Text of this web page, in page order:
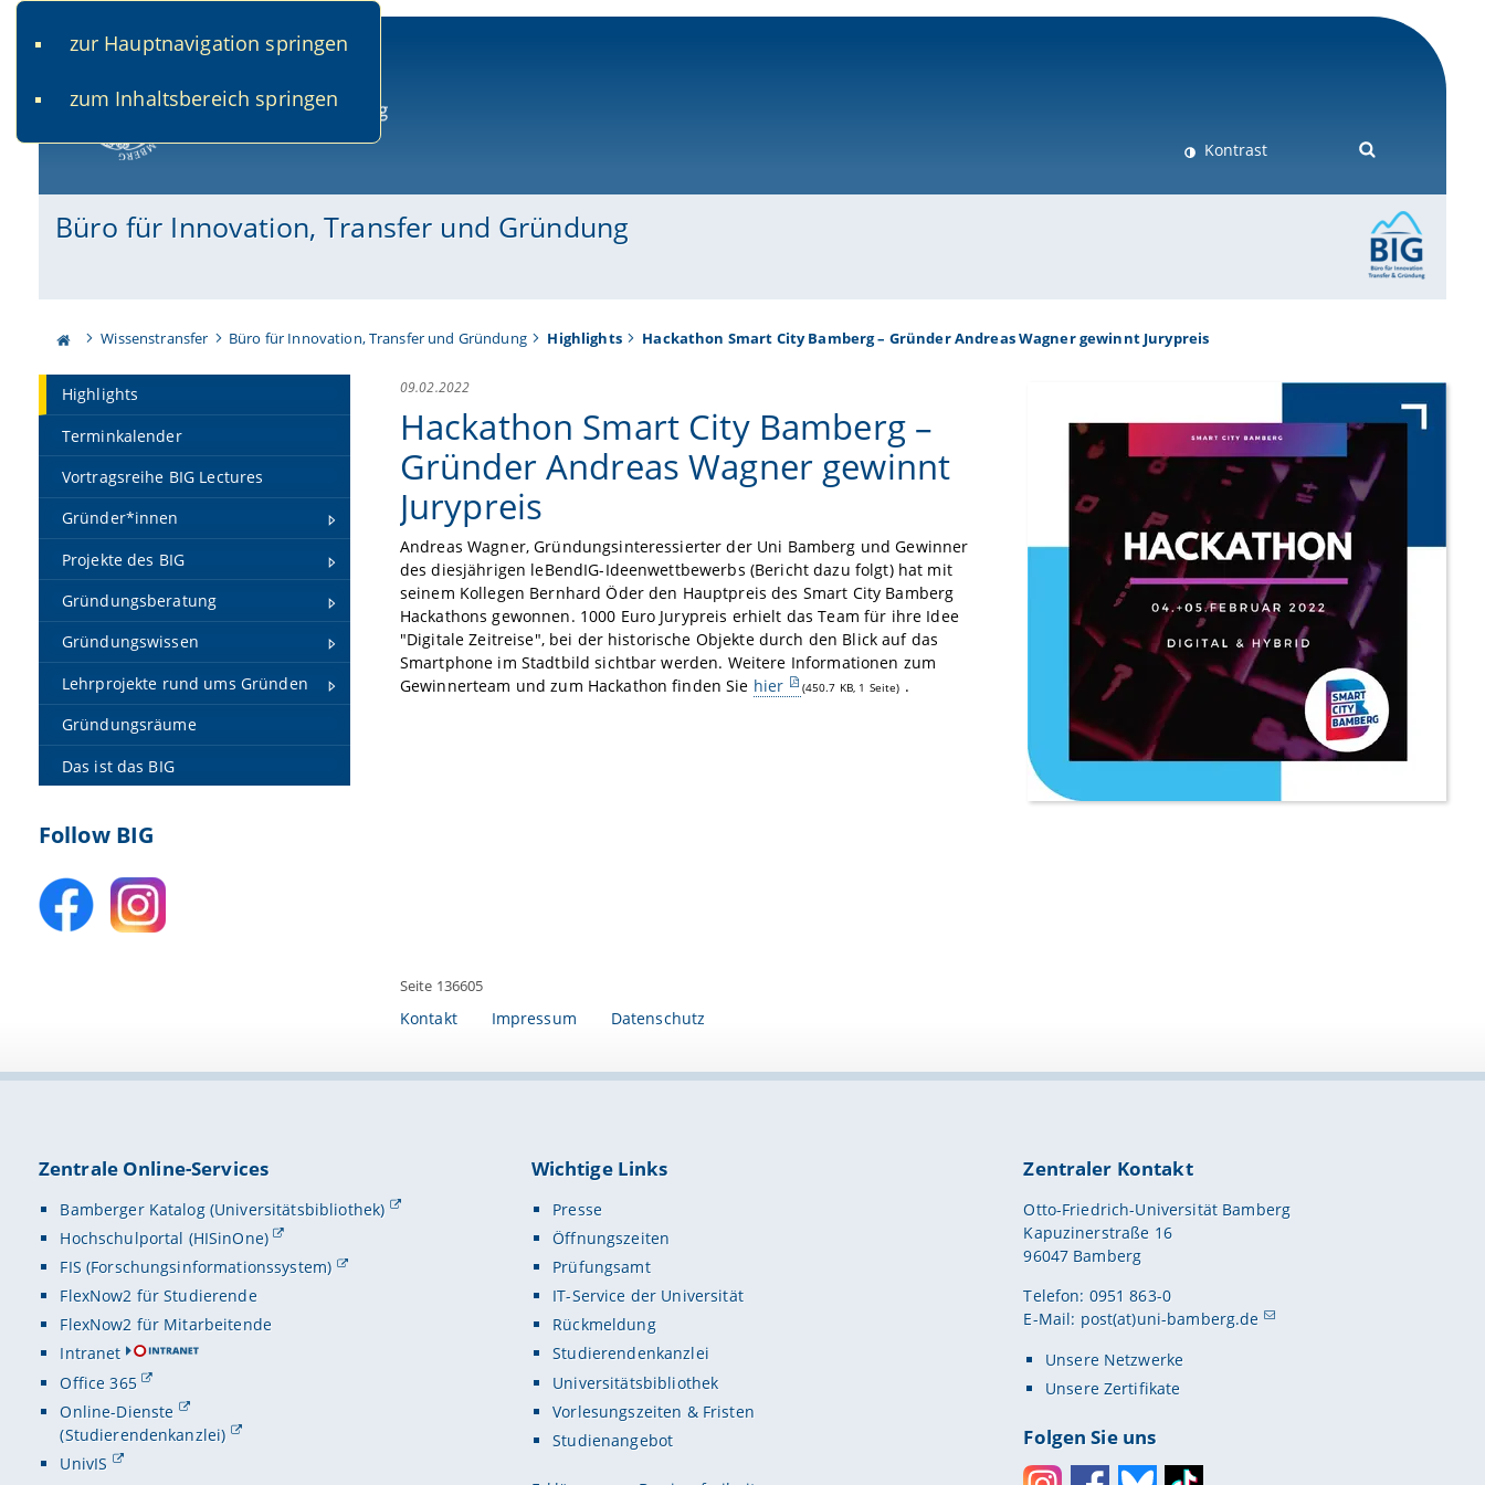
zur Hauptnavigation springen
zum Inhaltsbereich springen
Kontrast
Büro für Innovation, Transfer und Gründung
Wissenstransfer Büro für Innovation, Transfer und Gründung Highlights Hackathon Smart City Bamberg – Gründer Andreas Wagner gewinnt Jurypreis
Highlights
Terminkalender
Vortragsreihe BIG Lectures
Gründer*innen
Projekte des BIG
Gründungsberatung
Gründungswissen
Lehrprojekte rund ums Gründen
Gründungsräume
Das ist das BIG
Follow BIG
09.02.2022
Hackathon Smart City Bamberg –
Gründer Andreas Wagner gewinnt
Jurypreis
Andreas Wagner, Gründungsinteressierter der Uni Bamberg und Gewinner
des diesjährigen leBendIG-Ideenwettbewerbs (Bericht dazu folgt) hat mit
seinem Kollegen Bernhard Öder den Hauptpreis des Smart City Bamberg
Hackathons gewonnen. 1000 Euro Jurypreis erhielt das Team für ihre Idee
"Digitale Zeitreise", bei der historische Objekte durch den Blick auf das
Smartphone im Stadtbild sichtbar werden. Weitere Informationen zum
Gewinnerteam und zum Hackathon finden Sie hier (450.7 KB, 1 Seite) .
Seite 136605
Kontakt Impressum Datenschutz
Zentrale Online-Services
Bamberger Katalog (Universitätsbibliothek)
Hochschulportal (HISinOne)
FIS (Forschungsinformationssystem)
FlexNow2 für Studierende
FlexNow2 für Mitarbeitende
Intranet
Office 365
Online-Dienste
(Studierendenkanzlei)
UnivIS
Wichtige Links
Presse
Öffnungszeiten
Prüfungsamt
IT-Service der Universität
Rückmeldung
Studierendenkanzlei
Universitätsbibliothek
Vorlesungszeiten & Fristen
Studienangebot
Zentraler Kontakt
Otto-Friedrich-Universität Bamberg
Kapuzinerstraße 16
96047 Bamberg
Telefon: 0951 863-0
E-Mail: post(at)uni-bamberg.de
Unsere Netzwerke
Unsere Zertifikate
Folgen Sie uns